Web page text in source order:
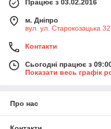
Працює з 03.02.2016
м. Дніпро
вул. ул. Старокозацька
Контакти
Сьогодні працює з
Показати весь графік
Про нас